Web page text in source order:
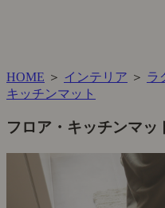
HOME ＞ インテリア ＞ ラ
キッチンマット
フロア・キッチンマッ